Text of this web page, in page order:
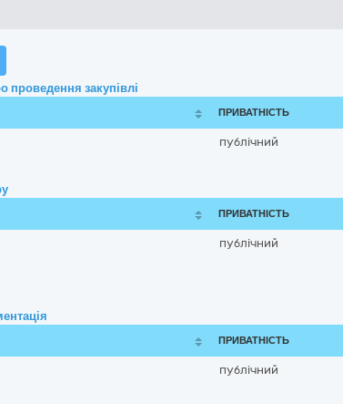
закупівлі
ПРИВАТНІСТЬ
публічний
ПРИВАТНІСТЬ
публічний
ПРИВАТНІСТЬ
публічний